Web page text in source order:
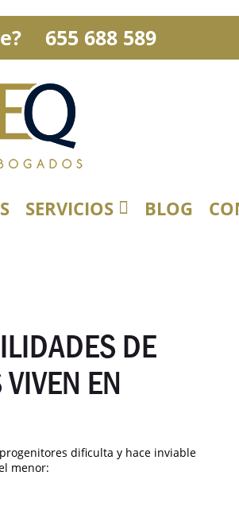
655 688 589
SERVICIOS BLOG
DE
EN
dificulta y hace inviable
menor: